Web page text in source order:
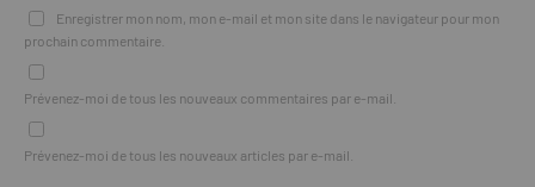
Enregistrer mon nom, mon e-mail et mon site dans le navigateur pour mon
prochain commentaire.
Prévenez-moi de tous les nouveaux commentaires par e-mail.
Prévenez-moi de tous les nouveaux articles par e-mail.